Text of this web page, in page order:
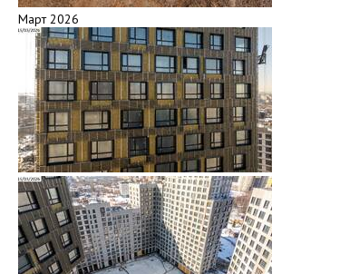
Март 2026